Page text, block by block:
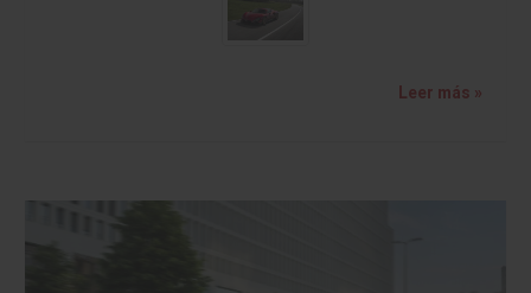
Leer más »